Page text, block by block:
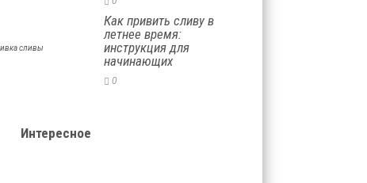
Как привить сливу в
летнее время:
инструкция для
начинающих
0
Интересное